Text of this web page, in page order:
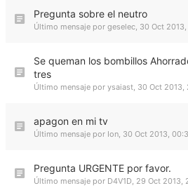
Pregunta sobre el neutro
Último mensaje por geselec, 30 Oct
Se queman los bombillos
tres
Último mensaje por ysaiast, 30 Oct 2013,
apagon en mi tv
Último mensaje por Ion, 30 Oct 2013,
Pregunta URGENTE por favor.
Último mensaje por D4V1D, 29 Oct 2013,